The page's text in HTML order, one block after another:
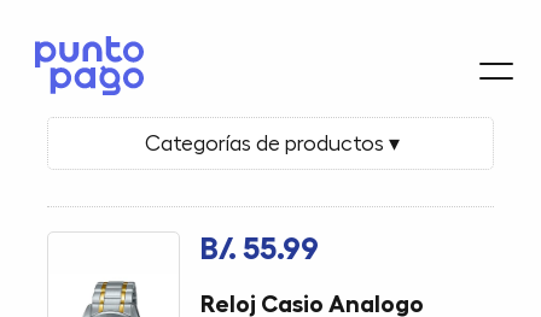
Categorías de productos ▾
B/. 55.99
Reloj Casio Analogo